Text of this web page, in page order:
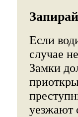
Если
случае
Замки
уезжают